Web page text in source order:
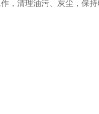
，清理油污、灰尘，保持